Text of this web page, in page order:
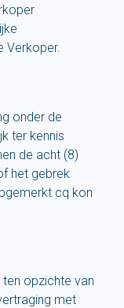
Verkoper.
onder de
ter kennis
de acht (8)
het gebrek
cq kon
ten opzichte van
met